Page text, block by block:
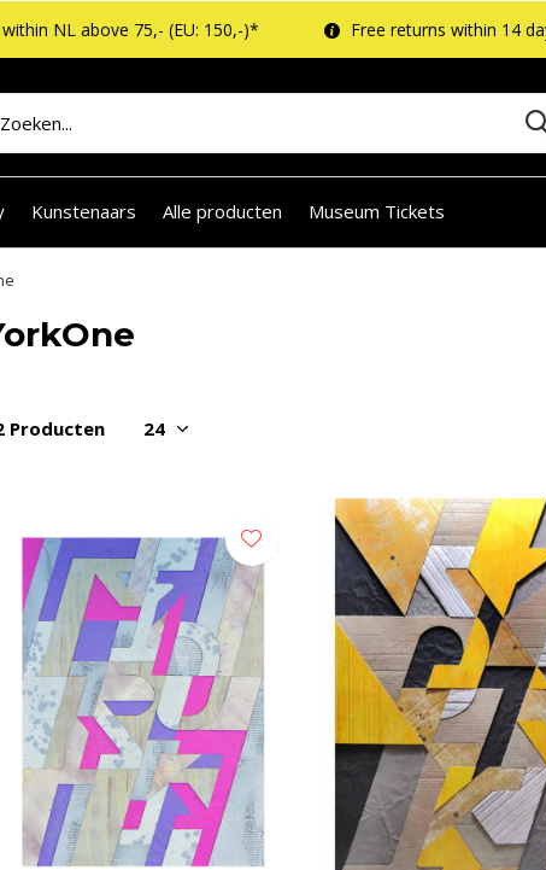
Kunstenaars Alle producten Museum Tickets
NL above 75,- (EU: 150,-)* Free returns within 14
Producten